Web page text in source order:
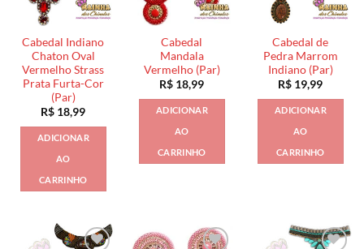
Cabedal Indiano
Chaton Oval
Vermelho Strass
Prata Furta-Cor
(Par)
R$ 18,99
ADICIONAR
AO
CARRINHO
Cabedal
Mandala
Vermelho (Par)
R$ 18,99
ADICIONAR
AO
CARRINHO
Cabedal de
Pedra Marrom
Indiano (Par)
R$ 19,99
ADICIONAR
AO
CARRINHO